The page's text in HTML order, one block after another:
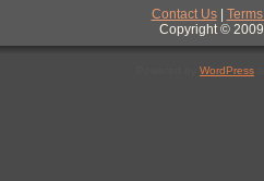
Contact Us|
Copyright ©
WordPress